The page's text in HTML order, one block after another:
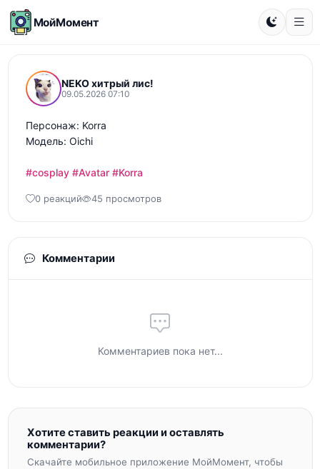
МойМомент
NEKO хитрый лис!
09.05.2026 07:10
Персонаж: Korra
Модель: Oichi
#cosplay #Avatar #Korra
0 реакций 45 просмотров
Комментарии
Комментариев пока нет...
Хотите ставить реакции и оставлять
комментарии?
Скачайте мобильное приложение МойМомент, чтобы